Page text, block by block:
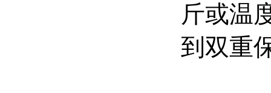
斤或温
到双重